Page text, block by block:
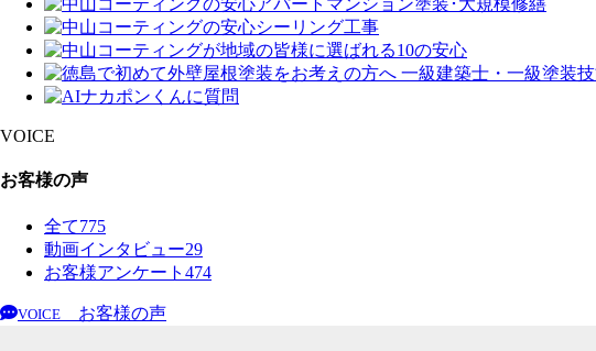
VOICE
お客様の声
全て775
動画インタビュー29
お客様アンケート 474
VOICE お客様の声